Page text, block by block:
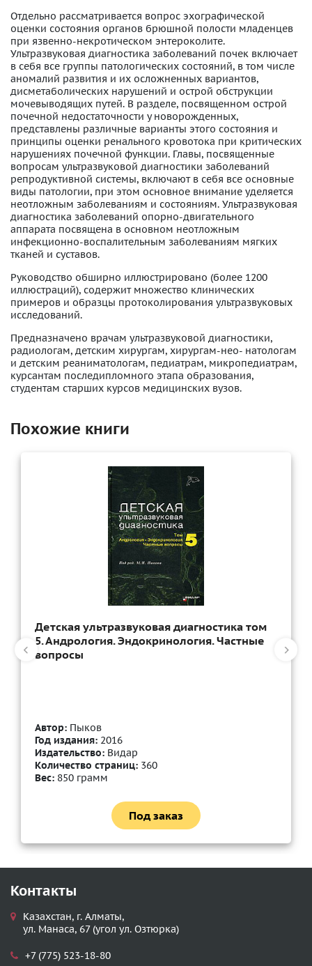
Отдельно рассматривается вопрос эхографической
оценки состояния органов брюшной полости младенцев
при язвенно-некротическом энтероколите.
Ультразвуковая диагностика заболеваний почек включает
в себя все группы патологических состояний, в том числе
аномалий развития и их осложненных вариантов,
дисметаболических нарушений и острой обструкции
мочевыводящих путей. В разделе, посвященном острой
почечной недостаточности у новорожденных,
представлены различные варианты этого состояния и
принципы оценки ренального кровотока при критических
нарушениях почечной функции. Главы, посвященные
вопросам ультразвуковой диагностики заболеваний
репродуктивной системы, включают в себя все основные
виды патологии, при этом основное внимание уделяется
неотложным заболеваниям и состояниям. Ультразвуковая
диагностика заболеваний опорно-двигательного
аппарата посвящена в основном неотложным
инфекционно-воспалительным заболеваниям мягких
тканей и суставов.
Руководство обширно иллюстрировано (более 1200
иллюстраций), содержит множество клинических
примеров и образцы протоколирования ультразвуковых
исследований.
Предназначено врачам ультразвуковой диагностики,
радиологам, детским хирургам, хирургам-нео- натологам
и детским реаниматологам, педиатрам, микропедиатрам,
курсантам последипломного этапа образования,
студентам старших курсов медицинских вузов.
Похожие книги
Детская ультразвуковая диагностика том
5. Андрология. Эндокринология. Частные
вопросы
Автор: Пыков
Год издания: 2016
Издательство: Видар
Количество страниц: 360
Вес: 850 грамм
Под заказ
Контакты
Казахстан, г. Алматы,
ул. Манаса, 67 (угол ул. Озтюрка)
+7 (775) 523-18-80